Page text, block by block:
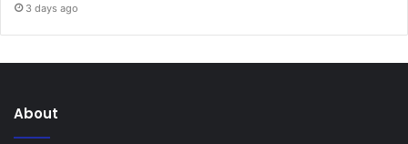
3 days ago
About